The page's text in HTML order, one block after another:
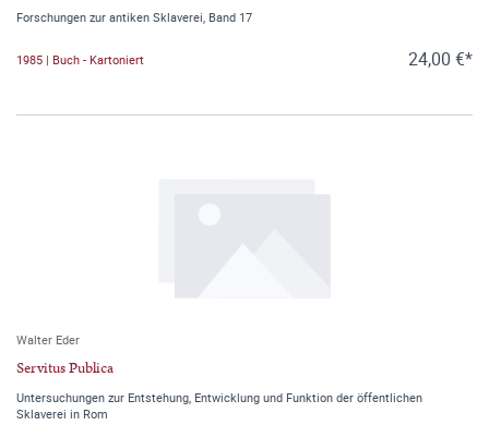
Forschungen zur antiken Sklaverei, Band 17
1985 | Buch - Kartoniert 24,00 €*
Walter Eder
Servitus Publica
Untersuchungen zur Entstehung, Entwicklung und Funktion der öffentlichen
Sklaverei in Rom